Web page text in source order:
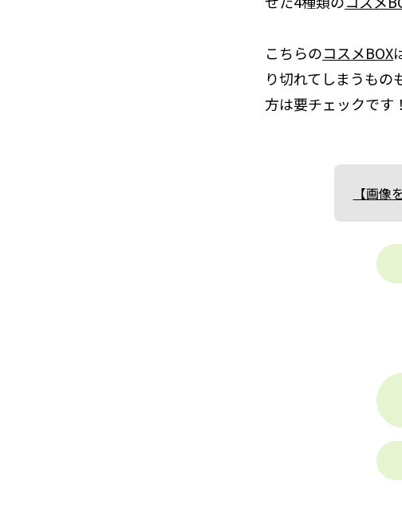
こちらのコスメBOX
り切れてしまうもの
方は要チェックです！
【画